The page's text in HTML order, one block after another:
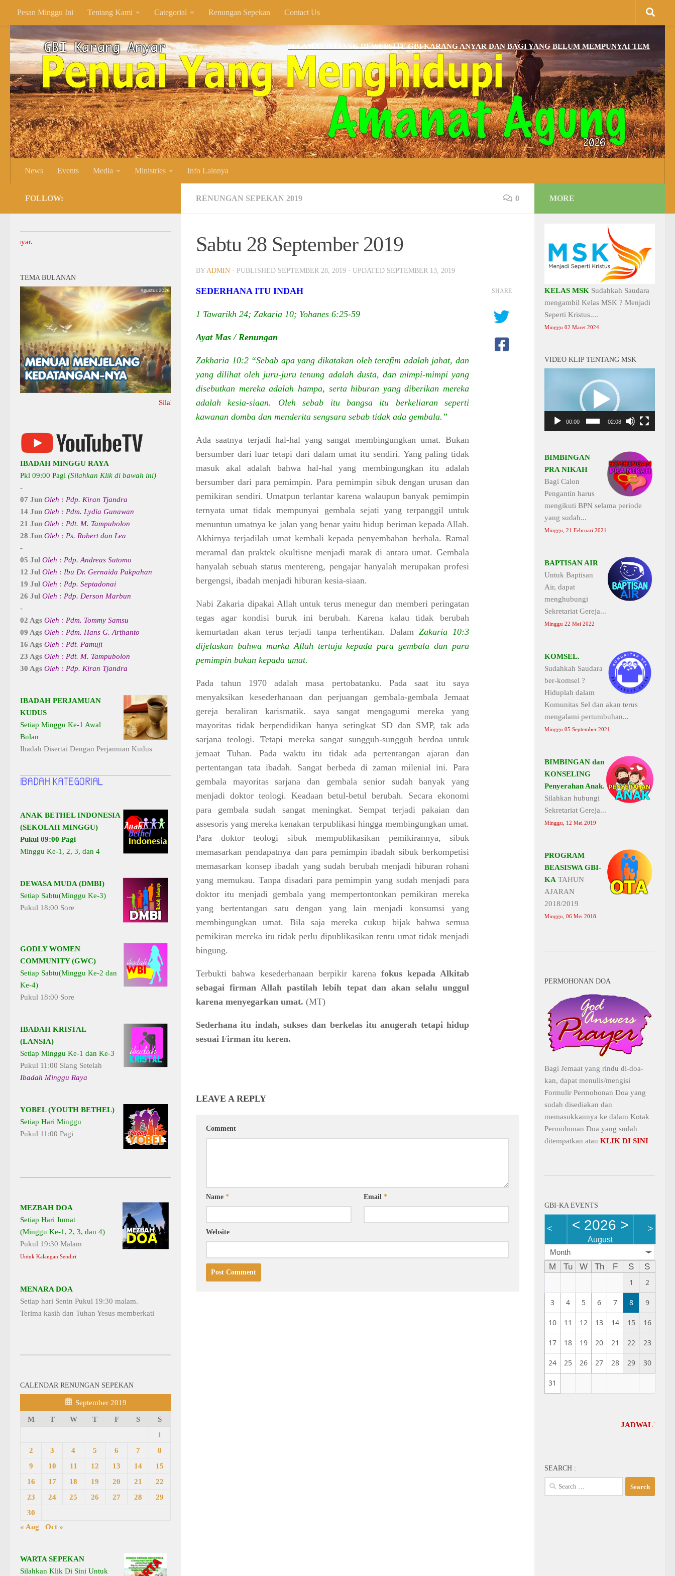
Skip to content
Pesan Minggu Ini Tentang Kami Categorial Renungan Sepekan Contact Us
SELAMAT DATANG DI WEBSITE GBI KARANG ANYAR DAN BAGI YANG BELUM MEMPUNYAI TEMPAT IBADAH,
News Events Media Ministries Info Lainnya
RENUNGAN SEPEKAN 2019 0
Sabtu 28 September 2019
BYADMIN · PUBLISHED SEPTEMBER 28, 2019 · UPDATED SEPTEMBER 13, 2019
SEDERHANA ITU INDAH
1 Tawarikh 24; Zakaria 10; Yohanes 6:25-59
Ayat Mas / Renungan
Zakharia 10:2 “Sebab apa yang dikatakan oleh terafim adalah jahat, dan
yang dilihat oleh juru-juru tenung adalah dusta, dan mimpi-mimpi yang
disebutkan mereka adalah hampa, serta hiburan yang diberikan mereka
adalah kesia-siaan. Oleh sebab itu bangsa itu berkeliaran seperti
kawanan domba dan menderita sengsara sebab tidak ada gembala.”
Ada saatnya terjadi hal-hal yang sangat membingungkan umat. Bukan
bersumber dari luar tetapi dari dalam umat itu sendiri. Yang paling tidak
masuk akal adalah bahwa hal-hal yang membingungkan itu adalah
bersumber dari para pemimpin. Para pemimpin sibuk dengan urusan dan
pemikiran sendiri. Umatpun terlantar karena walaupun banyak pemimpin
ternyata umat tidak mempunyai gembala sejati yang terpanggil untuk
menuntun umatnya ke jalan yang benar yaitu hidup beriman kepada Allah.
Akhirnya terjadilah umat kembali kepada penyembahan berhala. Ramal
meramal dan praktek okultisne menjadi marak di antara umat. Gembala
hanyalah sebuah status mentereng, pengajar hanyalah merupakan profesi
bergengsi, ibadah menjadi hiburan kesia-siaan.
Nabi Zakaria dipakai Allah untuk terus menegur dan memberi peringatan
tegas agar kondisi buruk ini berubah. Karena kalau tidak berubah
kemurtadan akan terus terjadi tanpa terhentikan. Dalam Zakaria 10:3
dijelaskan bahwa murka Allah tertuju kepada para gembala dan para
pemimpin bukan kepada umat.
Pada tahun 1970 adalah masa pertobatanku. Pada saat itu saya
menyaksikan kesederhanaan dan perjuangan gembala-gembala Jemaat
gereja beraliran karismatik. saya sangat mengagumi mereka yang
mayoritas tidak berpendidikan hanya setingkat SD dan SMP, tak ada
sarjana teologi. Tetapi mereka sangat sungguh-sungguh berdoa untuk
jemaat Tuhan. Pada waktu itu tidak ada pertentangan ajaran dan
pertentangan tata ibadah. Sangat berbeda di zaman milenial ini. Para
gembala mayoritas sarjana dan gembala senior sudah banyak yang
menjadi doktor teologi. Keadaan betul-betul berubah. Secara ekonomi
para gembala sudah sangat meningkat. Sempat terjadi pakaian dan
assesoris yang mereka kenakan terpublikasi hingga membingungkan umat.
Para doktor teologi sibuk mempublikasikan pemikirannya, sibuk
memasarkan pendapatnya dan para pemimpin ibadah sibuk berkompetisi
memasarkan konsep ibadah yang sudah berubah menjadi hiburan rohani
yang memukau. Tanpa disadari para pemimpin yang sudah menjadi para
doktor itu menjadi gembala yang mempertontonkan pemikiran mereka
yang bertentangan satu dengan yang lain menjadi konsumsi yang
membingungkan umat. Bila saja mereka cukup bijak bahwa semua
pemikiran mereka itu tidak perlu dipublikasikan tentu umat tidak menjadi
bingung.
Terbukti bahwa kesederhanaan berpikir karena fokus kepada Alkitab
sebagai firman Allah pastilah lebih tepat dan akan selalu unggul
karena menyegarkan umat. (MT)
Sederhana itu indah, sukses dan berkelas itu anugerah tetapi hidup
sesuai Firman itu keren.
SHARE
LEAVE A REPLY
Comment
Name * Email*
Website
FOLLOW:
Informasi Lainnya Dapat Menghubungi Sekretariat GBI Karang Anyar.
TEMA BULANAN
Silahkan Klik Di Sini Untuk Melihat Tema 2026 Selengkapnya
IBADAH MINGGU RAYA
Pkl 09:00 Pagi (Silahkan Klik di bawah ini)
-
07 Jun Oleh : Pdp. Kiran Tjandra
14 Jun Oleh : Pdm. Lydia Gunawan
21 Jun Oleh : Pdt. M. Tampubolon
28 Jun Oleh : Ps. Robert dan Lea
-
05 Jul Oleh : Pdp. Andreas Sutomo
12 Jul Oleh : Ibu Dr. Gernaida Pakpahan
19 Jul Oleh : Pdp. Septadonai
26 Jul Oleh : Pdp. Derson Marbun
-
02 Ags Oleh : Pdm. Tommy Samsu
09 Ags Oleh : Pdm. Hans G. Arthanto
16 Ags Oleh : Pdt. Pamuji
23 Ags Oleh : Pdt. M. Tampubolon
30 Ags Oleh : Pdp. Kiran Tjandra
IBADAH PERJAMUAN
KUDUS
Setiap Minggu Ke-1 Awal
Bulan
Ibadah Disertai Dengan Perjamuan Kudus
ANAK BETHEL INDONESIA
(SEKOLAH MINGGU)
Pukul 09:00 Pagi
Minggu Ke-1, 2, 3, dan 4
DEWASA MUDA (DMBI)
Setiap Sabtu(Minggu Ke-3)
Pukul 18:00 Sore
GODLY WOMEN
COMMUNITY (GWC)
Setiap Sabtu(Minggu Ke-2 dan
Ke-4)
Pukul 18:00 Sore
IBADAH KRISTAL
(LANSIA)
Setiap Minggu Ke-1 dan Ke-3
Pukul 11:00 Siang Setelah
Ibadah Minggu Raya
YOBEL (YOUTH BETHEL)
Setiap Hari Minggu
Pukul 11:00 Pagi
MEZBAH DOA
Setiap Hari Jumat
(Minggu Ke-1, 2, 3, dan 4)
Pukul 19:30 Malam
Untuk Kalangan Sendiri
MENARA DOA
Setiap hari Senin Pukul 19:30 malam.
Terima kasih dan Tuhan Yesus memberkati
CALENDAR RENUNGAN SEPEKAN
September 2019
M T W T F S
S
1
2
3 4 5 6 7
8
9
10 11 12 13 14
15
16
17 18 19 20 21
22
23
24 25 26 27 28
29
30
« Aug
Oct »
WARTA SEPEKAN
Silahkan Klik Di Sini Untuk
MORE
KELAS MSK Sudahkah Saudara
mengambil Kelas MSK ? Menjadi
Seperti Kristus....
Minggu 02 Maret 2024
VIDEO KLIP TENTANG MSK
00:00 02:08
BIMBINGAN
PRA NIKAH
Bagi Calon
Pengantin harus
mengikuti BPN selama periode
yang sudah...
Minggu, 21 Februari 2021
BAPTISAN AIR
Untuk Baptisan
Air, dapat
menghubungi
Sekretariat Gereja...
Minggu 22 Mei 2022
KOMSEL.
Sudahkah Saudara
ber-komsel ?
Hiduplah dalam
Komunitas Sel dan akan terus
mengalami pertumbuhan...
Minggu 05 September 2021
BIMBINGAN dan
KONSELING
Penyerahan Anak.
Silahkan hubungi
Sekretariat Gereja...
Minggu, 12 Mei 2019
PROGRAM
BEASISWA GBI-
KA TAHUN
AJARAN
2018/2019
Minggu, 06 Mei 2018
PERMOHONAN DOA
Bagi Jemaat yang rindu di-doa-
kan, dapat menulis/mengisi
Formulir Permohonan Doa yang
sudah disediakan dan
memasukkannya ke dalam Kotak
Permohonan Doa yang sudah
ditempatkan atau KLIK DI SINI
GBI-KA EVENTS
< < 2026 >
August
>
Month
M Tu W Th F S
S
1
2
3 4 5 6 7 8 9
10 11 12 13 14 15 16
17 18 19 20 21 22 23
24 25 26 27 28 29 30
31
JADWAL UMUM GBI-
SEARCH :
Search
for: